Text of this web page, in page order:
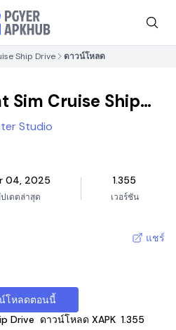
Ship Drive ดาวน์โหลด
Sim Cruise Ship
Studio
04, 2025
เดตล่าสุด
1.355
เวอร์ชัน
แชร์
โหลดตอนนี้
Drive ดาวน์โหลด XAPK 1.355